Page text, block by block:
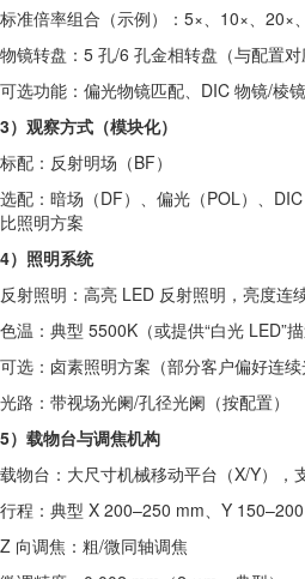
标准倍率组合（示例）：5×、10×、20×
物镜转盘：5 孔/6 孔金相转盘（与配置对
可选功能：偏光物镜匹配、DIC 物镜/棱镜
3）观察方式（模块化）
标配：反射明场（BF）
选配：暗场（DF）、偏光（POL）、
比照明方案
4）照明系统
反射照明：高亮 LED 反射照明，亮度连
色温：典型 5500K（或提供“白光 LED”描
可选：卤素照明方案（部分客户偏好连续
光路：带视场光阑/孔径光阑（按配置）
5）载物台与调焦机构
载物台：大尺寸机械移动平台（X/Y），
行程：典型 X 200–250 mm、Y 150–200
Z 向调焦：粗/微同轴调焦